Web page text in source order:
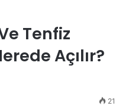
Tenfiz
Açılır?
21